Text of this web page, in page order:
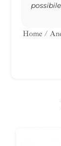
Home /